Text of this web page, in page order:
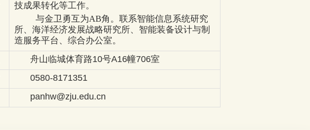
技成果转化等工作。
与金卫勇互为AB角。 联系智能信息系统研究
所、海洋经济发展战略研究所、智能装备设计与制
造服务平台、综合办公室。
舟山临城体育路10号A16幢706室
0580-8171351
panhw@zju.edu.cn